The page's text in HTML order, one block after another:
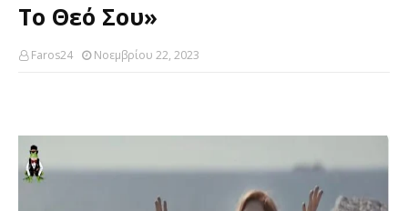
Το Θεό Σου»
Faros24 Νοεμβρίου 22, 2023